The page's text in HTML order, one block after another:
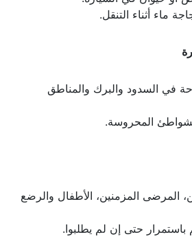
ماء أثناء التنقل.
في السدود والبرك والمناطق
المحروسة.
المرضى المزمنين، الأطفال والرضع
حتى إن لم يطلبوا.